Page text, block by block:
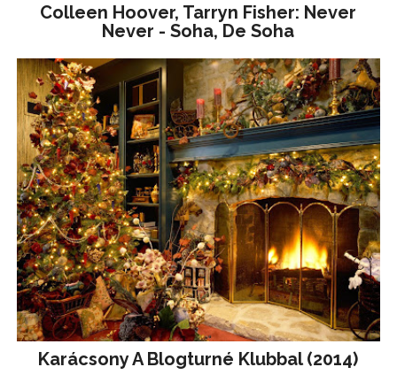
Colleen Hoover, Tarryn Fisher: Never
Never - Soha, De Soha
Karácsony A Blogturné Klubbal (2014)